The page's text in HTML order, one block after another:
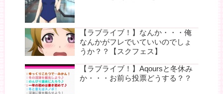
【ラブライブ！】なんか・・・俺
なんかがフレでいていいのでしょ
うか？？【スクフェス】
【ラブライブ！】Aqoursと冬休み
か・・・お前ら投票どうする？？